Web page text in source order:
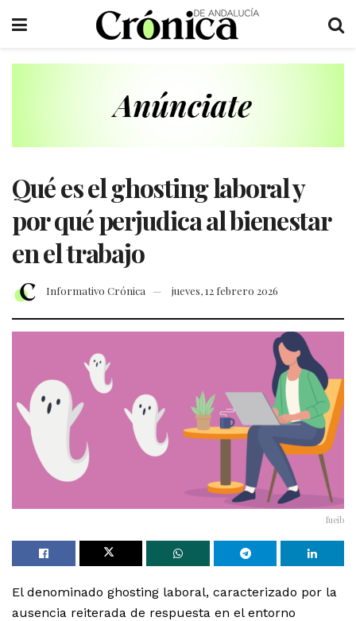
Qué es el ghosting laboral y
por qué perjudica al bienestar
en el trabajo
Informativo Crónica jueves, 12 febrero 2026
fueib
El denominado ghosting laboral, caracterizado por la
ausencia reiterada de respuesta en el entorno